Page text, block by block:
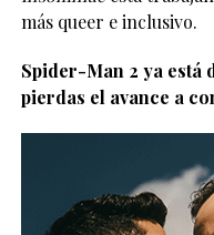
más queer e inclusivo.
Spider-Man 2 ya está
pierdas el avance a